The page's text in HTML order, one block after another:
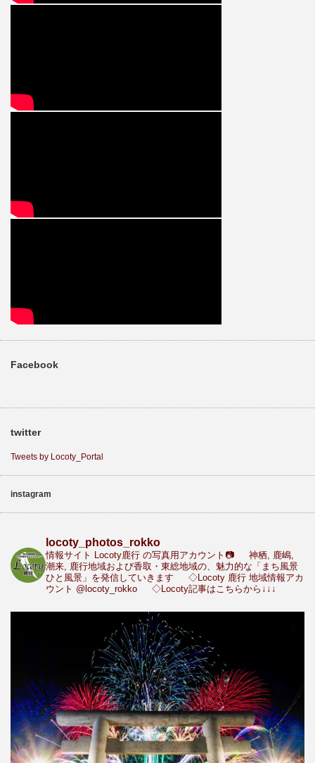
Facebook
twitter
Tweets by Locoty_Portal
instagram
locoty_photos_rokko
情報サイト Locoty鹿行 の写真用アカウント📷
神栖, 鹿嶋,
潮来, 鹿行地域および香取・東総地域の、魅力的な「まち風景
ひと風景」を発信していきます
◇Locoty 鹿行 地域情報アカ
ウント @locoty_rokko ◇Locoty記事はこちらから↓↓↓